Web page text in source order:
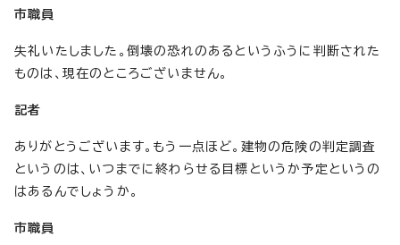
市職員
失礼いたしました。倒壊の恐れのあるというふうに判断された
ものは、現在のところございません。
記者
ありがとうございます。もう一点ほど。建物の危険の判定調査
というのは、いつまでに終わらせる目標というか予定というの
はあるんでしょうか。
市職員